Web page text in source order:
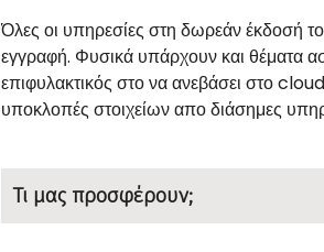
Όλες οι υπηρεσίες στη δωρεάν έκδοσή
εγγραφή. Φυσικά υπάρχουν και θέματα
επιφυλακτικός στο να ανεβάσει στο
υποκλοπές στοιχείων απο διάσημες
Τι μας προσφέρουν;